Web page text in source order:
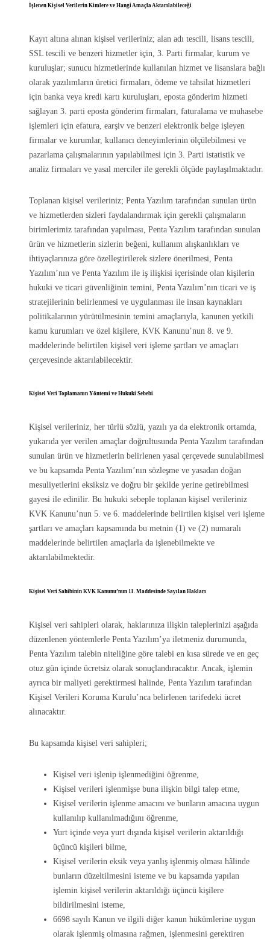
İşlenen Kişisel Verilerin Kimlere ve Hangi Amaçla Aktarılabileceği
Kayıt altına alınan kişisel verileriniz; alan adı tescili, lisans tescili,
SSL tescili ve benzeri hizmetler için, 3. Parti firmalar, kurum ve
kuruluşlar; sunucu hizmetlerinde kullanılan hizmet ve lisanslara bağlı
olarak yazılımların üretici firmaları, ödeme ve tahsilat hizmetleri
için banka veya kredi kartı kuruluşları, eposta gönderim hizmeti
sağlayan 3. parti eposta gönderim firmaları, faturalama ve muhasebe
işlemleri için efatura, earşiv ve benzeri elektronik belge işleyen
firmalar ve kurumlar, kullanıcı deneyimlerinin ölçülebilmesi ve
pazarlama çalışmalarının yapılabilmesi için 3. Parti istatistik ve
analiz firmaları ve yasal merciler ile gerekli ölçüde paylaşılmaktadır.
Toplanan kişisel verileriniz; Penta Yazılım tarafından sunulan ürün
ve hizmetlerden sizleri faydalandırmak için gerekli çalışmaların
birimlerimiz tarafından yapılması, Penta Yazılım tarafından sunulan
ürün ve hizmetlerin sizlerin beğeni, kullanım alışkanlıkları ve
ihtiyaçlarınıza göre özelleştirilerek sizlere önerilmesi, Penta
Yazılım’nın ve Penta Yazılım ile iş ilişkisi içerisinde olan kişilerin
hukuki ve ticari güvenliğinin temini, Penta Yazılım’nın ticari ve iş
stratejilerinin belirlenmesi ve uygulanması ile insan kaynakları
politikalarının yürütülmesinin temini amaçlarıyla, kanunen yetkili
kamu kurumları ve özel kişilere, KVK Kanunu’nun 8. ve 9.
maddelerinde belirtilen kişisel veri işleme şartları ve amaçları
çerçevesinde aktarılabilecektir.
Kişisel Veri Toplamanın Yöntemi ve Hukuki Sebebi
Kişisel verileriniz, her türlü sözlü, yazılı ya da elektronik ortamda,
yukarıda yer verilen amaçlar doğrultusunda Penta Yazılım tarafından
sunulan ürün ve hizmetlerin belirlenen yasal çerçevede sunulabilmesi
ve bu kapsamda Penta Yazılım’nın sözleşme ve yasadan doğan
mesuliyetlerini eksiksiz ve doğru bir şekilde yerine getirebilmesi
gayesi ile edinilir. Bu hukuki sebeple toplanan kişisel verileriniz
KVK Kanunu’nun 5. ve 6. maddelerinde belirtilen kişisel veri işleme
şartları ve amaçları kapsamında bu metnin (1) ve (2) numaralı
maddelerinde belirtilen amaçlarla da işlenebilmekte ve
aktarılabilmektedir.
Kişisel Veri Sahibinin KVK Kanunu’nun 11. Maddesinde Sayılan Hakları
Kişisel veri sahipleri olarak, haklarınıza ilişkin taleplerinizi aşağıda
düzenlenen yöntemlerle Penta Yazılım’ya iletmeniz durumunda,
Penta Yazılım talebin niteliğine göre talebi en kısa sürede ve en geç
otuz gün içinde ücretsiz olarak sonuçlandıracaktır. Ancak, işlemin
ayrıca bir maliyeti gerektirmesi halinde, Penta Yazılım tarafından
Kişisel Verileri Koruma Kurulu’nca belirlenen tarifedeki ücret
alınacaktır.
Bu kapsamda kişisel veri sahipleri;
Kişisel veri işlenip işlenmediğini öğrenme,
Kişisel verileri işlenmişse buna ilişkin bilgi talep etme,
Kişisel verilerin işlenme amacını ve bunların amacına uygun
kullanılıp kullanılmadığını öğrenme,
Yurt içinde veya yurt dışında kişisel verilerin aktarıldığı
üçüncü kişileri bilme,
Kişisel verilerin eksik veya yanlış işlenmiş olması hâlinde
bunların düzeltilmesini isteme ve bu kapsamda yapılan
işlemin kişisel verilerin aktarıldığı üçüncü kişilere
bildirilmesini isteme,
6698 sayılı Kanun ve ilgili diğer kanun hükümlerine uygun
olarak işlenmiş olmasına rağmen, işlenmesini gerektiren